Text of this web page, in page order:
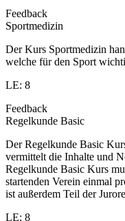
Feedback
Sportmedizin
Der Kurs Sportmedizin
welche für den Sport
LE: 8
Feedback
Regelkunde Basic
Der Regelkunde Basic
vermittelt die Inhalte und
Regelkunde Basic Kurs
startenden Verein einmal
ist außerdem Teil der
LE: 8